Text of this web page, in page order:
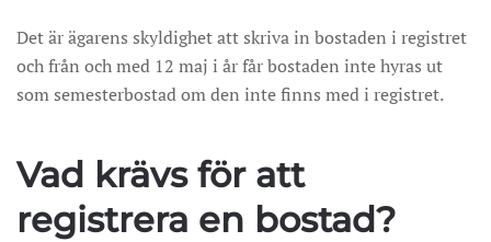
Det är ägarens skyldighet att skriva in bostaden i registret
och från och med 12 maj i år får bostaden inte hyras ut
som semesterbostad om den inte finns med i registret.
Vad krävs för att
registrera en bostad?